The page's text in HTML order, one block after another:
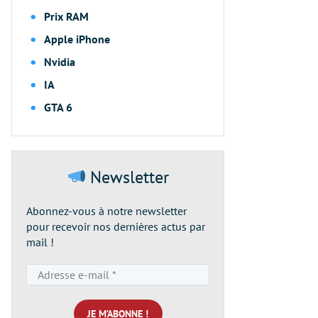
Prix RAM
Apple iPhone
Nvidia
IA
GTA 6
Newsletter
Abonnez-vous à notre newsletter
pour recevoir nos dernières actus par
mail !
e-
mail
*